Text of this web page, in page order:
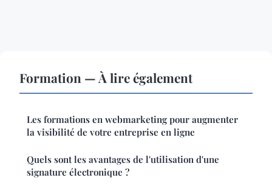
Formation — À lire également
Les formations en webmarketing pour augmenter
la visibilité de votre entreprise en ligne
Quels sont les avantages de l'utilisation d'une
signature électronique ?